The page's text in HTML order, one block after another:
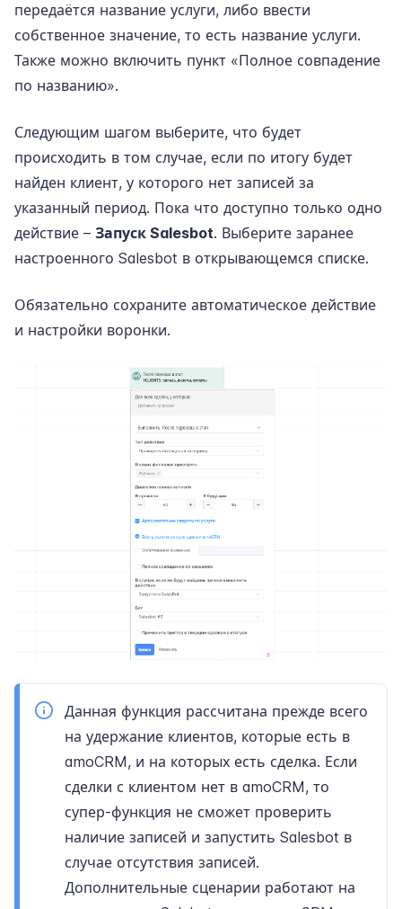
передаётся название услуги, либо ввести
собственное значение, то есть название услуги.
Также можно включить пункт «Полное совпадение
по названию».
Следующим шагом выберите, что будет
происходить в том случае, если по итогу будет
найден клиент, у которого нет записей за
указанный период. Пока что доступно только одно
действие – Запуск Salesbot. Выберите заранее
настроенного Salesbot в открывающемся списке.
Обязательно сохраните автоматическое действие
и настройки воронки.
Данная функция рассчитана прежде всего
на удержание клиентов, которые есть в
amoCRM, и на которых есть сделка. Если
сделки с клиентом нет в amoCRM, то
супер-функция не сможет проверить
наличие записей и запустить Salesbot в
случае отсутствия записей.
Дополнительные сценарии работают на